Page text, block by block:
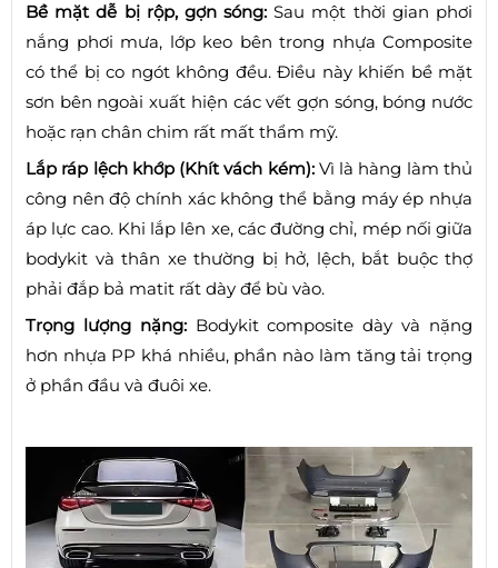
Bề mặt dễ bị rộp, gợn sóng: Sau một thời gian phơi
nắng phơi mưa, lớp keo bên trong nhựa Composite
có thể bị co ngót không đều. Điều này khiến bề mặt
sơn bên ngoài xuất hiện các vết gợn sóng, bóng nước
hoặc rạn chân chim rất mất thẩm mỹ.
Lắp ráp lệch khớp (Khít vách kém):Vì là hàng làm thủ
công nên độ chính xác không thể bằng máy ép nhựa
áp lực cao. Khi lắp lên xe, các đường chỉ, mép nối giữa
bodykit và thân xe thường bị hở, lệch, bắt buộc thợ
phải đắp bả matit rất dày để bù vào.
Trọng lượng nặng:Bodykit composite dày và nặng
hơn nhựa PP khá nhiều, phần nào làm tăng tải trọng
ở phần đầu và đuôi xe.